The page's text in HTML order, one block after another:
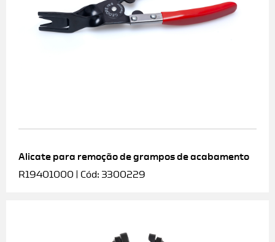
Alicate para remoção de grampos de acabamento
R19401000 | Cód: 3300229